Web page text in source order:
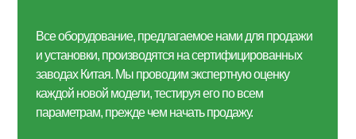
Все оборудование, предлагаемое нами для продажи
и установки, производятся на сертифицированных
заводах Китая. Мы проводим экспертную оценку
каждой новой модели, тестируя его по всем
параметрам, прежде чем начать продажу.